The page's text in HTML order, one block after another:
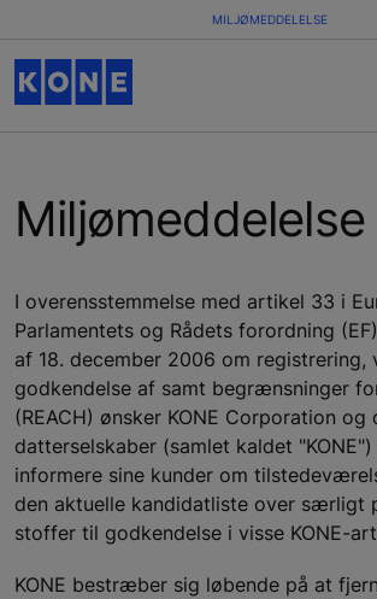
MILJØMEDDELELSE
Miljømeddelelse
I overensstemmelse med artikel 33 i
Parlamentets og Rådets forordning
af 18. december 2006 om registrering,
godkendelse af samt begrænsninger
(REACH) ønsker KONE Corporation og
datterselskaber (samlet kaldet
informere sine kunder om
den aktuelle kandidatliste over særligt
stoffer til godkendelse i visse KONE-
KONE bestræber sig løbende på at